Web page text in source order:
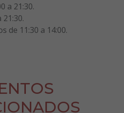
a 21:30.
21:30.
de 11:30 a 14:00.